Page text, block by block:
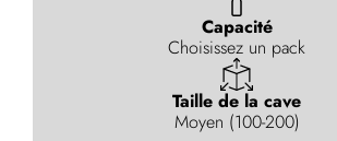
Capacité
Choisissez un pack
Taille de la cave
Moyen (100-200)